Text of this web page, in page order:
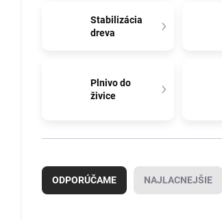
Stabilizácia
dreva
Plnivo do
živice
a
d
ODPORÚČAME NAJLACNEJŠIE